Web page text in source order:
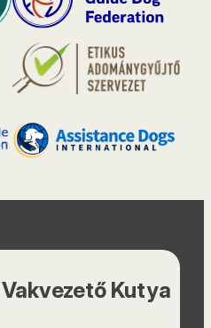
Kutya